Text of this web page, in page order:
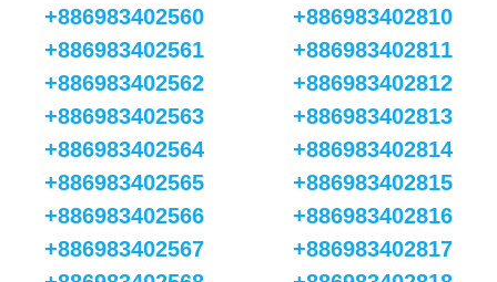
+886983402560
+886983402561
+886983402562
+886983402563
+886983402564
+886983402565
+886983402566
+886983402567
+886983402810
+886983402811
+886983402812
+886983402813
+886983402814
+886983402815
+886983402816
+886983402817